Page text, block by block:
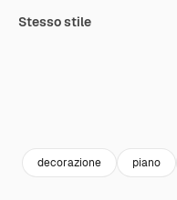
Stesso stile
decorazione piano